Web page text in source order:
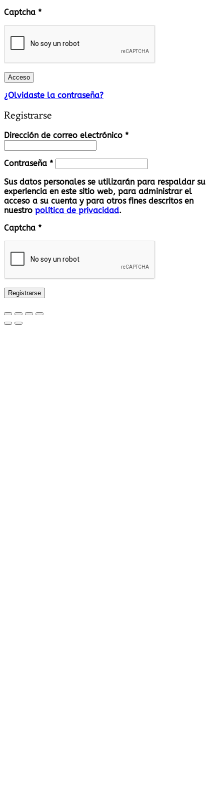
Captcha *
Acceso
¿Olvidaste la contraseña?
Registrarse
Dirección de correo electrónico *Obligatorio
Contraseña *Obligatorio
Sus datos personales se utilizarán para respaldar su
experiencia en este sitio web, para administrar el
acceso a su cuenta y para otros fines descritos en
nuestro política de privacidad.
Captcha *
Registrarse